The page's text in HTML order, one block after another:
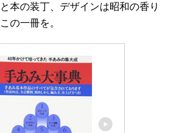
本の装丁、デザインは昭和の香り
の一冊を。